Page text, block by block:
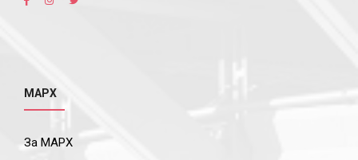
МАРХ
За МАРХ